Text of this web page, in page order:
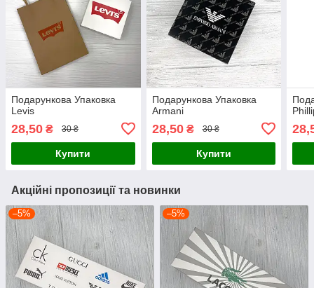
Подарункова Упаковка
Levis
28,50 ₴ 30 ₴
Купити
Подарункова Упаковка
Armani
28,50₴ 30 ₴
Купити
Акційні пропозиції та новинки
–5% –5%